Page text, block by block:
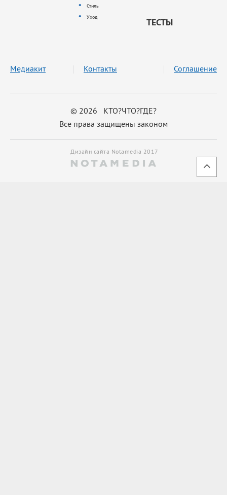
Стиль
Уход
ТЕСТЫ
© 2026 КТО?ЧТО?ГДЕ?
Все права защищены законом
Медиакит Контакты Соглашение
Дизайн сайта Notamedia 2017